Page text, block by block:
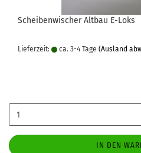
Scheibenwischer Altbau E-Loks
Lieferzeit: ca. 3-4 Tage (Ausland
IN DEN